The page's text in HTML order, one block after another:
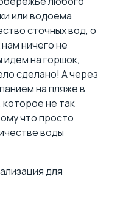
или водоема
сточных вод, о
ничего не
идем на горшок,
сделано! А через
на пляже в
не так
что просто
воды
для